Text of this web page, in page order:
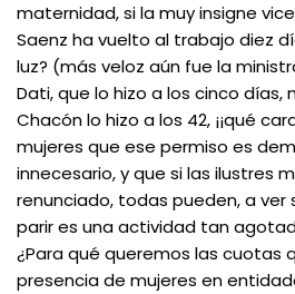
maternidad, si la muy insigne
Saenz ha vuelto al trabajo diez
luz? (más veloz aún fue la
Dati, que lo hizo a los cinco días,
Chacón lo hizo a los 42, ¡¡qué
mujeres que ese permiso es
innecesario, y que si las ilustres
renunciado, todas pueden, a ver
parir es una actividad tan
¿Para qué queremos las cuotas
presencia de mujeres en